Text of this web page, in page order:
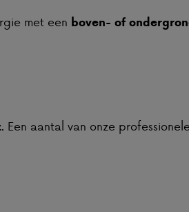
met een boven- of
. Een aantal van onze